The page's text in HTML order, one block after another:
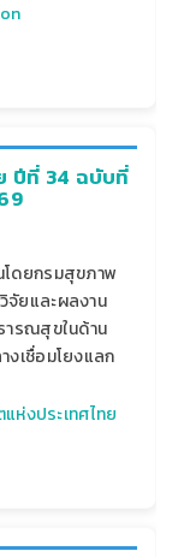
ปีที่ 34 ฉบับที่
โดยกรมสุขภาพ
จัยและผลงาน
ารณสุขในด้าน
งเชื่อมโยงแลก
ห่งประเทศไทย